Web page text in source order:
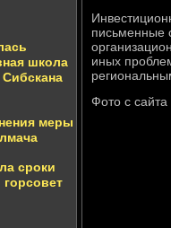
школа
меры
сроки
письменные
иных
Фотο с сайта